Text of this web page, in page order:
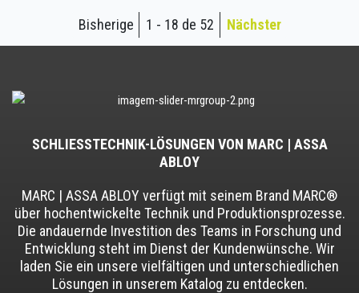
Bisherige 1 - 18 de 52 Nächster
SCHLIESSTECHNIK-LÖSUNGEN VON MARC | ASSA
ABLOY
MARC | ASSA ABLOY verfügt mit seinem Brand MARC®
über hochentwickelte Technik und Produktionsprozesse.
Die andauernde Investition des Teams in Forschung und
Entwicklung steht im Dienst der Kundenwünsche. Wir
laden Sie ein unsere vielfältigen und unterschiedlichen
Lösungen in unserem Katalog zu entdecken.